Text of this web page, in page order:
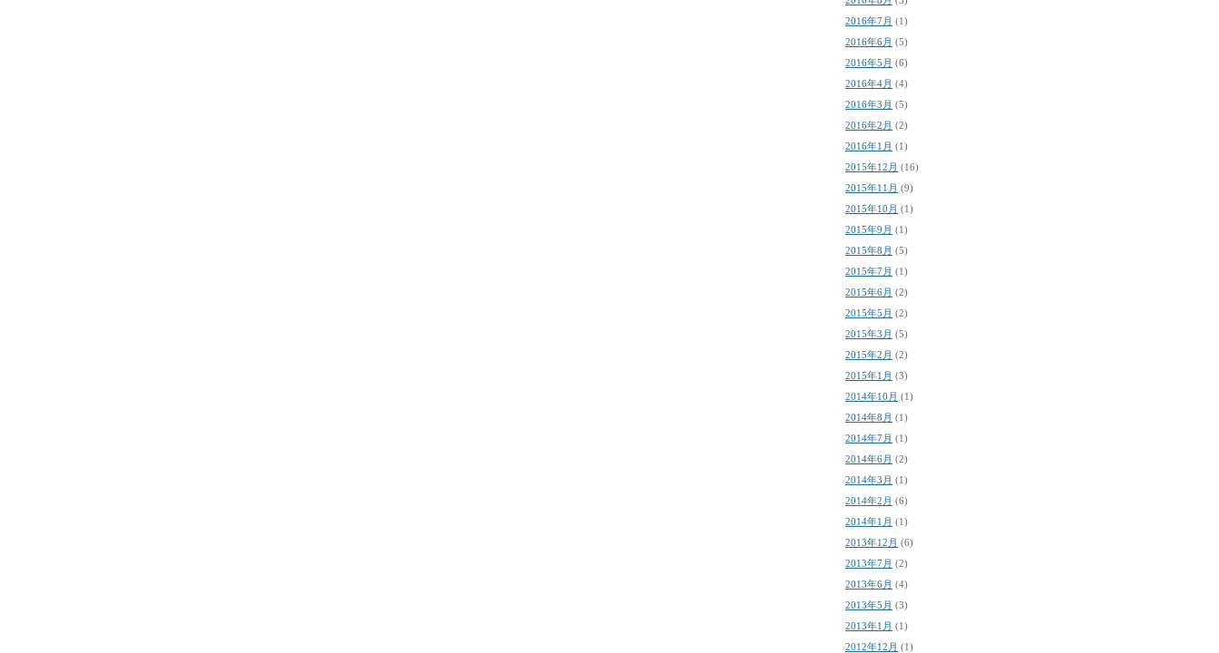
2016年7月 (1)
2016年6月 (5)
2016年5月 (6)
2016年4月 (4)
2016年3月 (5)
2016年2月 (2)
2016年1月 (1)
2015年12月 (16)
2015年11月 (9)
2015年10月 (1)
2015年9月 (1)
2015年8月 (5)
2015年7月 (1)
2015年6月 (2)
2015年5月 (2)
2015年3月 (5)
2015年2月 (2)
2015年1月 (3)
2014年10月 (1)
2014年8月 (1)
2014年7月 (1)
2014年6月 (2)
2014年3月 (1)
2014年2月 (6)
2014年1月 (1)
2013年12月 (6)
2013年7月 (2)
2013年6月 (4)
2013年5月 (3)
2013年1月 (1)
2012年12月 (1)